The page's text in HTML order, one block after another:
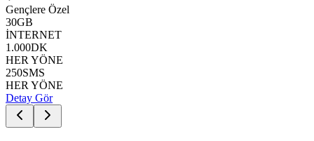
Gençlere Özel
30GB
İNTERNET
1.000DK
HER YÖNE
250SMS
HER YÖNE
Detay Gör